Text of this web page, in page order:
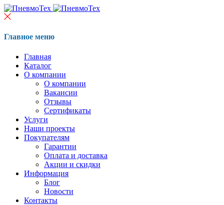
Главное меню
Главная
Каталог
О компании
О компании
Вакансии
Отзывы
Сертификаты
Услуги
Наши проекты
Покупателям
Гарантии
Оплата и доставка
Акции и скидки
Информация
Блог
Новости
Контакты